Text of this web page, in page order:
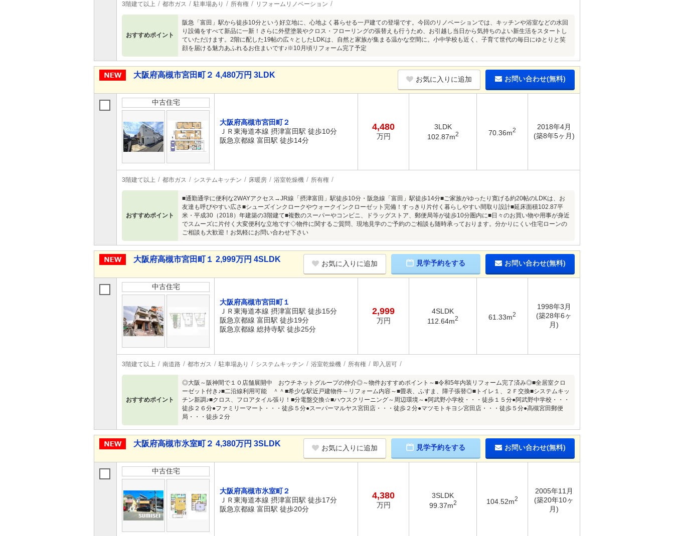
3階建て以上 都市ガス 駐車場あり 所有権 リフォームリノベーション
おすすめポイント
阪急「富田」駅から徒歩10分という好立地に、心地よく暮らせる一戸建ての登場です。今回のリノベーションでは、キッチンや浴室などの水回
り設備をすべて新品に一新！さらに外壁塗装やクロス・フローリングの張替えも行うため、お引越し当日から気持ちのよい新生活をスタートし
ていただけます。2階に配した19帖の広々としたLDKは、自然と家族が集まる温かな空間に。小中学校も近く、子育て世代の毎日にゆとりと笑
顔を届ける魅力あふれるお住まいです♪※10月頃リフォーム完了予定
大阪府高槻市宮田町２ 4,480万円 3LDK お気に入りに追加 お問い合わせ(無料)
中古住宅
大阪府高槻市宮田町２
ＪＲ東海道本線 摂津富田駅 徒歩10分
阪急京都線 富田駅 徒歩14分
4,480
万円
3LDK
102.87m2 70.36m2
2018年4月
(築8年5ヶ月)
3階建て以上 都市ガス システムキッチン 床暖房 浴室乾燥機 所有権
おすすめポイント
■通勤通学に便利な2WAYアクセス→JR線「摂津富田」駅徒歩10分・阪急線「富田」駅徒歩14分■ご家族がゆったり寛げる約20帖のLDKは、お
友達も呼びやすい広さ■シューズインクロークやウォークインクローゼット完備！すっきり片付く暮らしやすい間取り設計■延床面積102.87平
米・平成30（2018）年建築の3階建て■複数のスーパーやコンビニ、ドラッグストア、郵便局等が徒歩10分圏内に■日々のお買い物や用事が身近
でスムーズに片付く大変便利な立地です◇物件に関するご質問、現地見学のご予約のご相談も随時承っております。分かりにくい住宅ローンの
ご相談も大歓迎！お気軽にお問い合わせ下さい
大阪府高槻市宮田町１ 2,999万円 4SLDK お気に入りに追加 見学予約をする お問い合わせ(無料)
中古住宅
大阪府高槻市宮田町１
ＪＲ東海道本線 摂津富田駅 徒歩15分
阪急京都線 富田駅 徒歩19分
阪急京都線 総持寺駅 徒歩25分
2,999
万円
4SLDK
112.64m2 61.33m2
1998年3月
(築28年6ヶ
月)
3階建て以上 南道路 都市ガス 駐車場あり システムキッチン 浴室乾燥機 所有権 即入居可
おすすめポイント
◎大阪～阪神間で１０店舗展開中 おウチネットグループの仲介◎～物件おすすめポイント～■令和5年内装リフォーム完了済み◎■全居室クロ
ーゼット付き♪■二沿線利用可能 ＾＾■希少な駅近戸建物件～リフォーム内容～■畳表、ふすま、障子張替◎■トイレ１、２Ｆ交換■システムキッ
チン新調♪■クロス、フロアタイル張り！■分電盤交換☆■ハウスクリーニング～周辺環境～●阿武野小学校・・・徒歩１５分●阿武野中学校・・・
徒歩２６分●ファミリーマート・・・徒歩５分●スーパーマルヤス宮田店・・・徒歩２分●マツモトキヨシ宮田店・・・徒歩５分●高槻宮田郵便
局・・・徒歩２分
大阪府高槻市氷室町２ 4,380万円 3SLDK お気に入りに追加 見学予約をする お問い合わせ(無料)
中古住宅
大阪府高槻市氷室町２
ＪＲ東海道本線 摂津富田駅 徒歩17分
阪急京都線 富田駅 徒歩20分
4,380
万円
3SLDK
99.37m2 104.52m2
2005年11月
(築20年10ヶ
月)